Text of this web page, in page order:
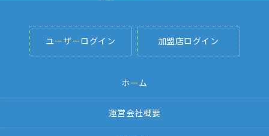
ユーザーログイン 加盟店ログイン
ホーム
運営会社概要